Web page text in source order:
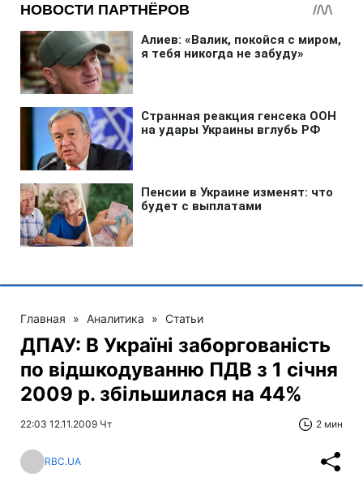
Главная » Аналитика » Статьи
ДПАУ: В Україні заборгованість
по відшкодуванню ПДВ з 1 січня
2009 р. збільшилася на 44%
22:03 12.11.2009 Чт 2 мин
RBC.UA